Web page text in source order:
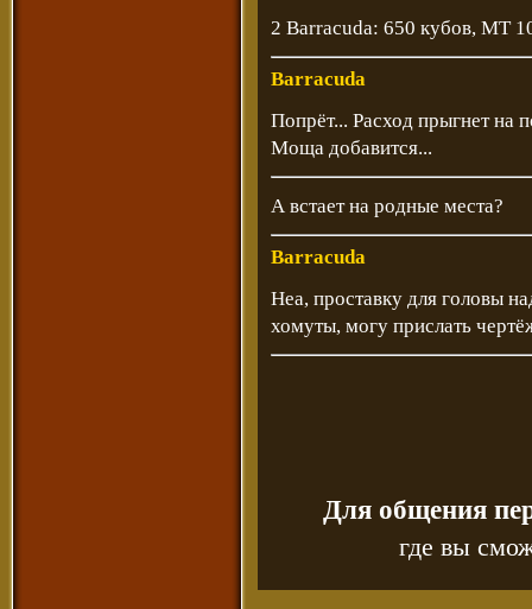
2 Barracuda: 650 кубов, МТ
Barracuda
Попрёт... Расход прыгнет на
Моща добавится...
А встает на родные места?
Barracuda
Неа, проставку для головы
хомуты, могу прислать
Для общения
где вы